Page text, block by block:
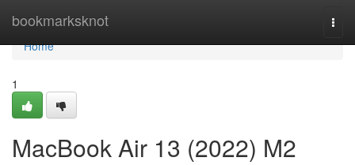
bookmarksknot
Home
Home
1
MacBook Air 13 (2022) M2